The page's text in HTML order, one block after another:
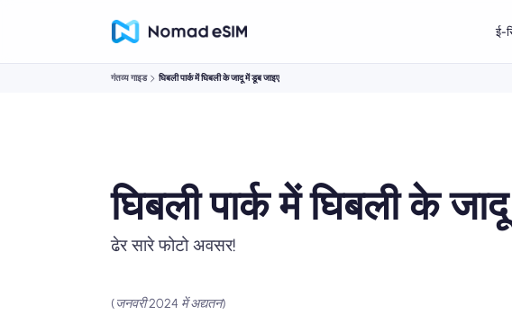
ई-
गंतव्य गाइड घिबली पार्क में घिबली के जादू में डूब जाइए
घिबली पार्क में घिबली के
ढेर सारे फोटो अवसर!
(जनवरी 2024 में अद्यतन)